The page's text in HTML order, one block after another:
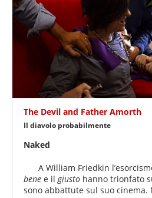
The Devil and Father Amorth
Il diavolo probabilmente
Naked
A William Friedkin
bene e ilgiusto hanno trionfato
sono abbattute sul suo cinema.